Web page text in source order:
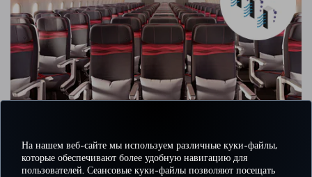
На нашем веб-сайте мы используем различные куки-файлы,
которые обеспечивают более удобную навигацию для
пользователей. Сеансовые куки-файлы позволяют посещать